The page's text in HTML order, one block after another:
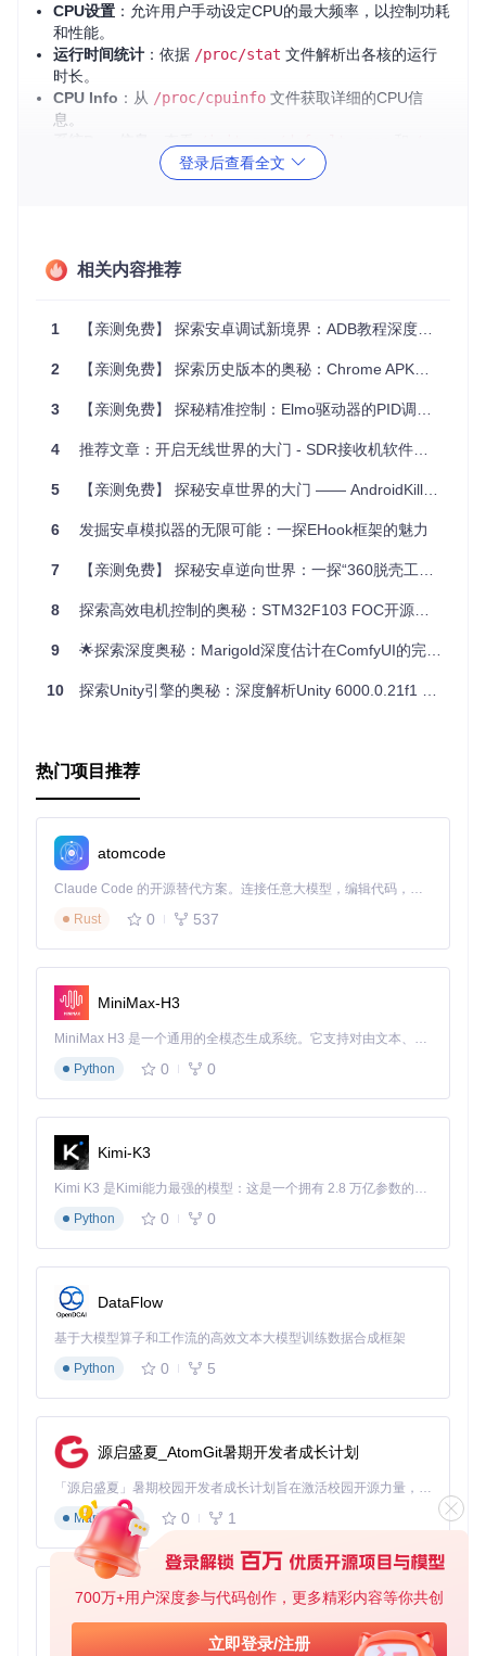
700万+用户深度参与代码创作，更多精彩内容等你共创
立即登录/注册
CPU设置 ：允许用户手动设定CPU的最大频率，以控制功耗
和性能。
运行时间统计 ：依据 /proc/stat 文件解析出各核的运行
时长。
CPU Info ：从 /proc/cpuinfo 文件获取详细的CPU信
息。
tem/build.prop
中的关键参数。
：获取/proc/meminfo中的内存使用状况。
3、项目及技术应用场景
开发者调试 ：帮助开发者更好地理解和解决性能问题，优化
应用。
平衡性能与电池寿命。
系统稳定运行。
4、项目特点
部，揭示了平时不易察觉的硬件细节。
可上手。
码，满足个性化需求。
MTK平台专属：针对MediaTek芯片的优化，使其在该平台
上表现出色。
综上所述，无论您是开发者还是技术爱好者，AndroidCpuTo
索之旅吧！
登录后查看全文
相关内容推荐
1 【亲测免费】 探索安卓调试新境界：ADB教程深度解读—以小米手机为例
2 【亲测免费】 探索历史版本的奥秘：Chrome APK合集为你的技术之旅添翼
3 【亲测免费】 探秘精准控制：Elmo驱动器的PID调节之旅
4 推荐文章：开启无线世界的大门 - SDR接收机软件权威指南
5 【亲测免费】 探秘安卓世界的大门 —— AndroidKiller反编译神器
6 发掘安卓模拟器的无限可能：一探EHook框架的魅力
7 【亲测免费】 探秘安卓逆向世界：一探“360脱壳工具”的魅力
8 探索高效电机控制的奥秘：STM32F103 FOC开源项目深度解析
9 🌟探索深度奥秘：Marigold深度估计在ComfyUI的完美演绎🌟
10 探索Unity引擎的奥秘：深度解析Unity 6000.0.21f1 C参考源代码
热门项目推荐
atomcode
Claude Code 的开源替代方案。连接任意大模型，编辑代码，运行命令，自动验证 — 全自动执行。用 Rust 构建，极致性能。 ｜ An open-source alternative to Claude Code. Connect any LLM, edit code, run commands, and verify changes — autonomously. Built in Rust for speed. Get Started
Rust
0 537
MiniMax-H3
MiniMax H3 是一个通用的全模态生成系统。它支持对由文本、图像、视频和音频组成的多模态上下文进行统一理解，并能生成分辨率高达 2K、时长可达 15 秒的带原生立体声音频的视频。得益于面向任务泛化的系统设计，H3 在预训练阶段就已具备广泛的多模态上下文理解与生成能力，能够出色地执行复杂的多模态指令。
Python
0 0
Kimi-K3
Kimi K3 是Kimi能力最强的模型：这是一个拥有 2.8 万亿参数的混合专家（MoE）模型，具备原生视觉理解能力，并支持 100 万 token 的上下文窗口。
Python
0 0
DataFlow
基于大模型算子和工作流的高效文本大模型训练数据合成框架
Python
0 5
源启盛夏_AtomGit暑期开发者成长计划
「源启盛夏」暑期校园开发者成长计划旨在激活校园开源力量，通过积分激励、认证扶持、资源倾斜等形式，引导高校组织和开发者完成「入驻 — 建项目 — 做贡献 — 获认证 — 得资源」的完整闭环。无论你是想带领社团入驻平台的组织者，还是希望用代码贡献证明自己的开发者，都能在这里找到属于你的成长路径。
Markdown
0 1
py-xiaozhi
基于Python的Xiaozhi AI，适用于想要完整Xiaozhi体验而无需拥有专用硬件的用户。